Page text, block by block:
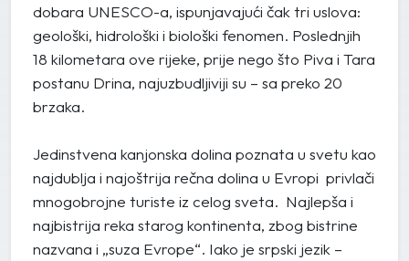
dobara UNESCO-a, ispunjavajući čak tri uslova:
geološki, hidrološki i biološki fenomen. Poslednjih
18 kilometara ove rijeke, prije nego što Piva i Tara
postanu Drina, najuzbudljiviji su – sa preko 20
brzaka.
Jedinstvena kanjonska dolina poznata u svetu kao
najdublja i najoštrija rečna dolina u Evropi privlači
mnogobrojne turiste iz celog sveta. Najlepša i
najbistrija reka starog kontinenta, zbog bistrine
nazvana i „suza Evrope“. Iako je srpski jezik –